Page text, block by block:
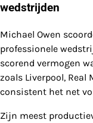
wedstrijden
Michael Owen
professionele
scorend vermogen
zoals Liverpool,
consistent het net
Zijn meest